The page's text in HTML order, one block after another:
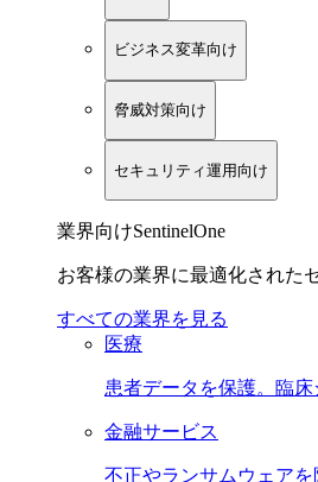
ビジネス変革向け
脅威対策向け
セキュリティ運用向け
業界向けSentinelOne
お客様の業界に最適化された
すべての業界を見る
医療
患者データを保護。臨床
金融サービス
不正やランサムウェアを